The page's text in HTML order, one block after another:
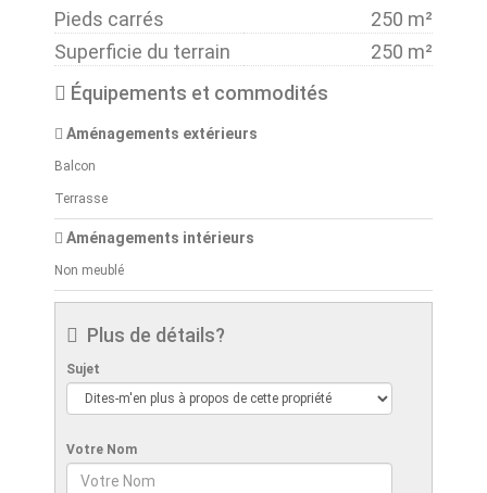
Pieds carrés
250 m²
Superficie du terrain
250 m²
Équipements et commodités
Aménagements extérieurs
Balcon
Terrasse
Aménagements intérieurs
Non meublé
Plus de détails?
Sujet
Votre Nom